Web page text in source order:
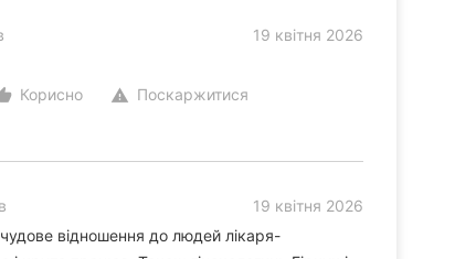
19 квітня 2026
Корисно warning Поскаржитися
19 квітня 2026
чудове відношення до людей лікаря-